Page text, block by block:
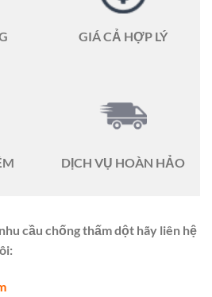
GIÁ CẢ HỢP LÝ
DỊCH VỤ HOÀN HẢO
cầu chống thấm dột hãy liên hệ